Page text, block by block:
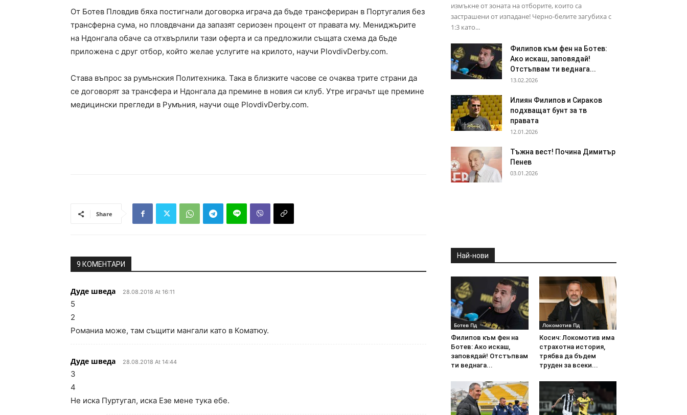
От Ботев Пловдив бяха постигнали договорка играча да бъде трансфериран в Португалия без
трансферна сума, но пловдвчани да запазят сериозен процент от правата му. Мениджърите
на Ндонгала обаче са отхвърлили тази оферта и са предложили същата схема да бъде
приложена с друг отбор, който желае услугите на крилото, научи PlovdivDerby.com.
Става въпрос за румънския Политехника. Така в близките часове се очаква трите страни да
се договорят за трансфера и Ндонгала да премине в новия си клуб. Утре играчът ще премине
медицински прегледи в Румъния, научи още PlovdivDerby.com.
Share
9 КОМЕНТАРИ
Дуде шведа 28.08.2018 At 16:11
5
2
Романиа може, там същити мангали като в Коматюу.
Дуде шведа 28.08.2018 At 14:44
3
4
Не иска Пуртугал, иска Езе мене тука ебе.
измъкне от зоната на отборите, които са
застрашени от изпадане! Черно-белите загубиха с
1:3 като...
Филипов към фен на Ботев:
Ако искаш, заповядай!
Отстъпвам ти веднага...
13.02.2026
Илиян Филипов и Сираков
подхващат бунт за тв
правата
12.01.2026
Тъжна вест! Почина Димитър
Пенев
03.01.2026
Най-нови
Ботев Пд
Филипов към фен на
Ботев: Ако искаш,
заповядай! Отстъпвам
ти веднага...
Локомотив Пд
Косич: Локомотив има
страхотна история,
трябва да бъдем
труден за всеки...